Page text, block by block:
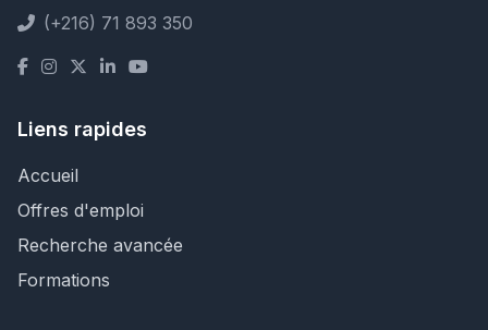
(+216) 71 893 350
Liens rapides
Accueil
Offres d'emploi
Recherche avancée
Formations